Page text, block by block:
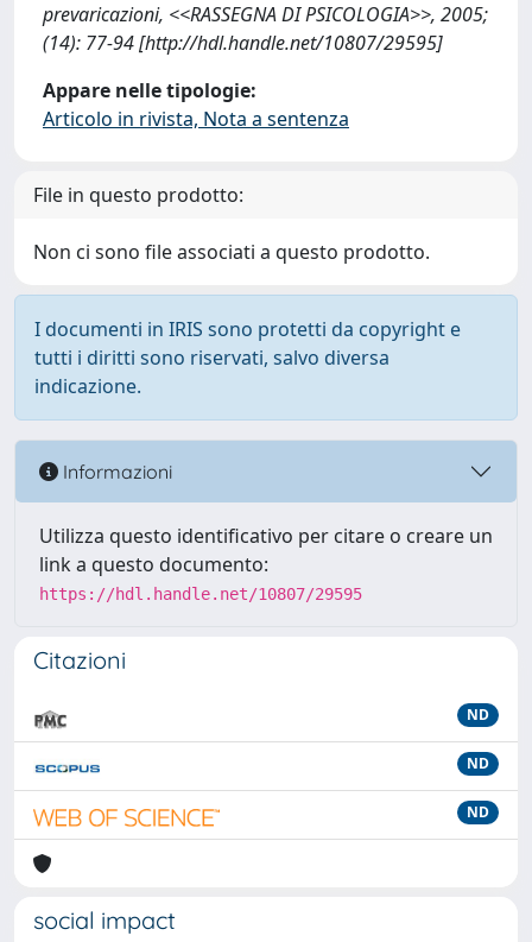
prevaricazioni, <<RASSEGNA DI PSICOLOGIA>>, 2005;
(14): 77-94 [http://hdl.handle.net/10807/29595]
Appare nelle tipologie:
Articolo in rivista, Nota a sentenza
File in questo prodotto:
Non ci sono file associati a questo prodotto.
I documenti in IRIS sono protetti da copyright e
tutti i diritti sono riservati, salvo diversa
indicazione.
Informazioni
Utilizza questo identificativo per citare o creare un
link a questo documento:
https://hdl.handle.net/10807/29595
Citazioni
ND
ND
ND
social impact